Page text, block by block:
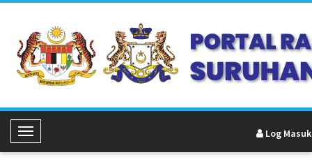
Toggle Navigation Log Masuk